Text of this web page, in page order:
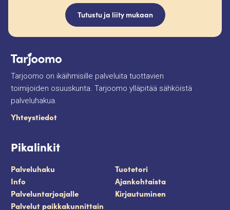
Tutustu ja liity mukaan
Tarjoomo on ikäihmisille palveluita tuottavien
toimijoiden osuuskunta. Tarjoomo ylläpitää sähköistä
palveluhakua.
Yhteystiedot
Pikalinkit
Palveluhaku
Tuotetori
Info
Ajankohtaista
Palveluntarjoajalle
Kirjautuminen
Palvelut paikkakunnittain